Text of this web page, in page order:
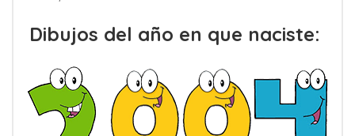
Dibujos del año en que naciste: